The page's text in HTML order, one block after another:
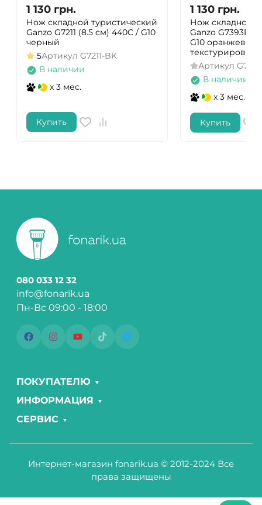
1 130 грн.
Нож складной туристический
Ganzo G7211 (8.5 см) 440C / G10
черный
5Артикул G7211-BK
В наличии
x 3 мес.
Купить
1 130 грн.
Нож складной
Ganzo G7393P
G10 оранжевый
Артикул
В наличии
x 3 мес.
Купить
080 033 12 32
info@fonarik.ua
Пн-Вс 09:00 - 18:00
ПОКУПАТЕЛЮ
ИНФОРМАЦИЯ
СЕРВИС
Интернет-магазин fonarik.ua © 2012-2024 Все
права защищены